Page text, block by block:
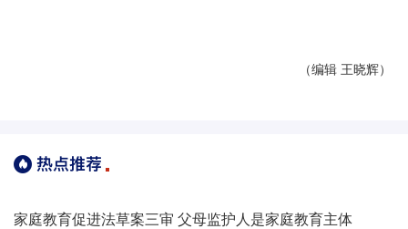
（编辑 王晓辉）
家庭教育促进法草案三审 父母监护人是家庭教育主体